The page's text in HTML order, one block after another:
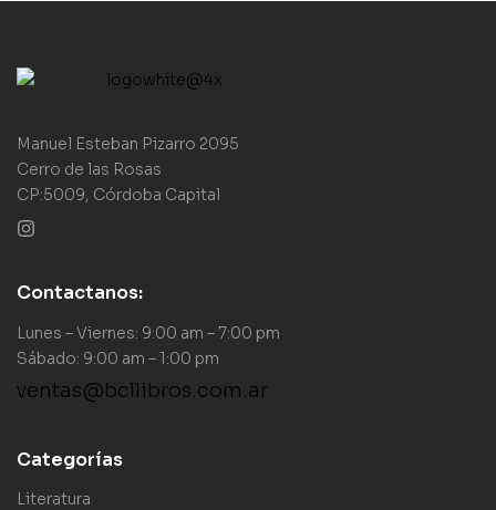
Manuel Esteban Pizarro 2095
Cerro de las Rosas
CP:5009, Córdoba Capital
Contactanos:
Lunes – Viernes: 9:00 am – 7:00 pm
Sábado: 9:00 am – 1:00 pm
ventas@bcllibros.com.ar
Categorías
Literatura